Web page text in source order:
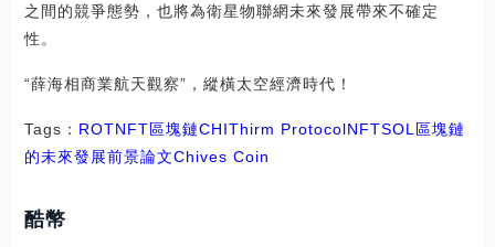
之間的競爭態勢，也將為衛星物聯網未來發展帶來不確定
性。
“薛海相商業航天觀察”，縱橫太空經濟時代！
Tags： ROTNFT區塊鏈CHIThirm ProtocolNFTSOL 區塊鏈
的未來發展前景論文Chives Coin
酷幣